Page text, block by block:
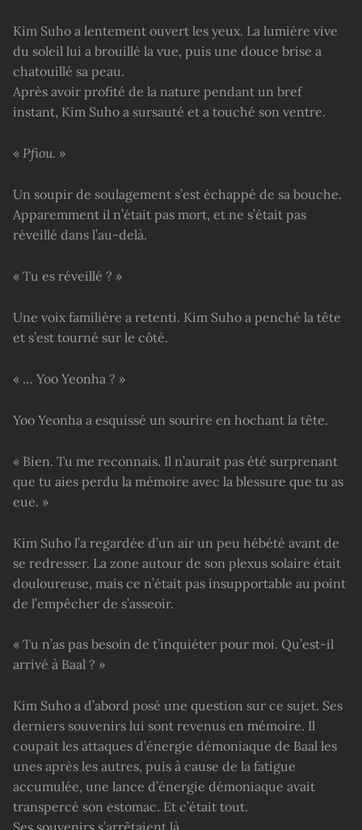
Kim Suho a lentement ouvert les yeux. La lumière vive
du soleil lui a brouillé la vue, puis une douce brise a
chatouillé sa peau.
Après avoir profité de la nature pendant un bref
instant, Kim Suho a sursauté et a touché son ventre.
« Pfiou. »
Un soupir de soulagement s’est échappé de sa bouche.
Apparemment il n’était pas mort, et ne s’était pas
réveillé dans l’au-delà.
« Tu es réveillé ? »
Une voix familière a retenti. Kim Suho a penché la tête
et s’est tourné sur le côté.
« … Yoo Yeonha ? »
Yoo Yeonha a esquissé un sourire en hochant la tête.
« Bien. Tu me reconnais. Il n’aurait pas été surprenant
que tu aies perdu la mémoire avec la blessure que tu as
eue. »
Kim Suho l’a regardée d’un air un peu hébété avant de
se redresser. La zone autour de son plexus solaire était
douloureuse, mais ce n’était pas insupportable au point
de l’empêcher de s’asseoir.
« Tu n’as pas besoin de t’inquiéter pour moi. Qu’est-il
arrivé à Baal ? »
Kim Suho a d’abord posé une question sur ce sujet. Ses
derniers souvenirs lui sont revenus en mémoire. Il
coupait les attaques d’énergie démoniaque de Baal les
unes après les autres, puis à cause de la fatigue
accumulée, une lance d’énergie démoniaque avait
transpercé son estomac. Et c’était tout.